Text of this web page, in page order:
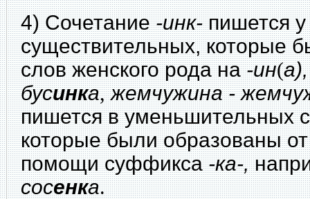
4) Сочетание-инк-пишется
существительных, которые
слов женского рода на-ин(а),
бусинка,жемчужина -
пишется в уменьшительных
которые были образованы
помощи суффикса-ка-,
сосенка.